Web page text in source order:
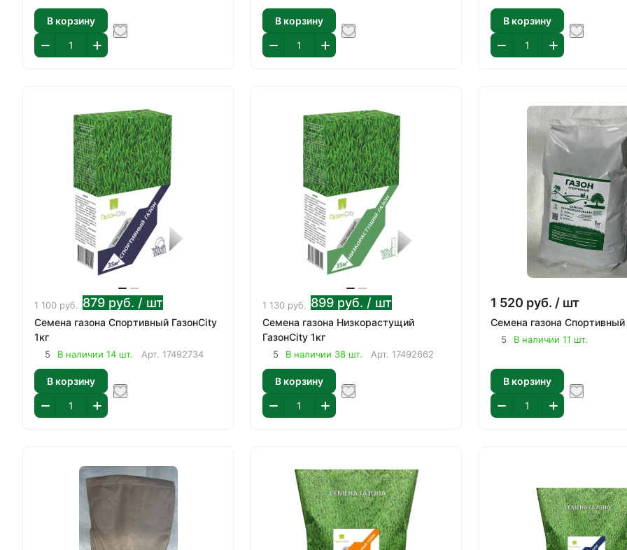
В корзину В корзину В корзину
1 100 руб. 879 руб. / шт
Семена газона Спортивный ГазонCity
1кг
5 В наличии 14 шт. Арт. 17492734
В корзину
1 130 руб. 899 руб. / шт
Семена газона Низкорастущий
ГазонCity 1кг
5 В наличии 38 шт. Арт. 17492662
В корзину
1 520 руб. / шт
5 В наличии 11 шт.
В корзину